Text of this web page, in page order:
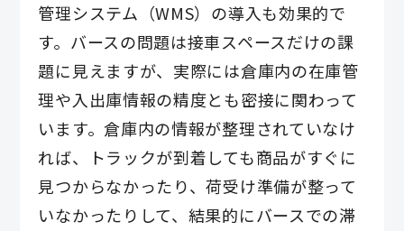
管理システム（WMS）の導入も効果的で
す。バースの問題は接車スペースだけの課
題に見えますが、実際には倉庫内の在庫管
理や入出庫情報の精度とも密接に関わって
います。倉庫内の情報が整理されていなけ
れば、トラックが到着しても商品がすぐに
見つからなかったり、荷受け準備が整って
いなかったりして、結果的にバースでの滞